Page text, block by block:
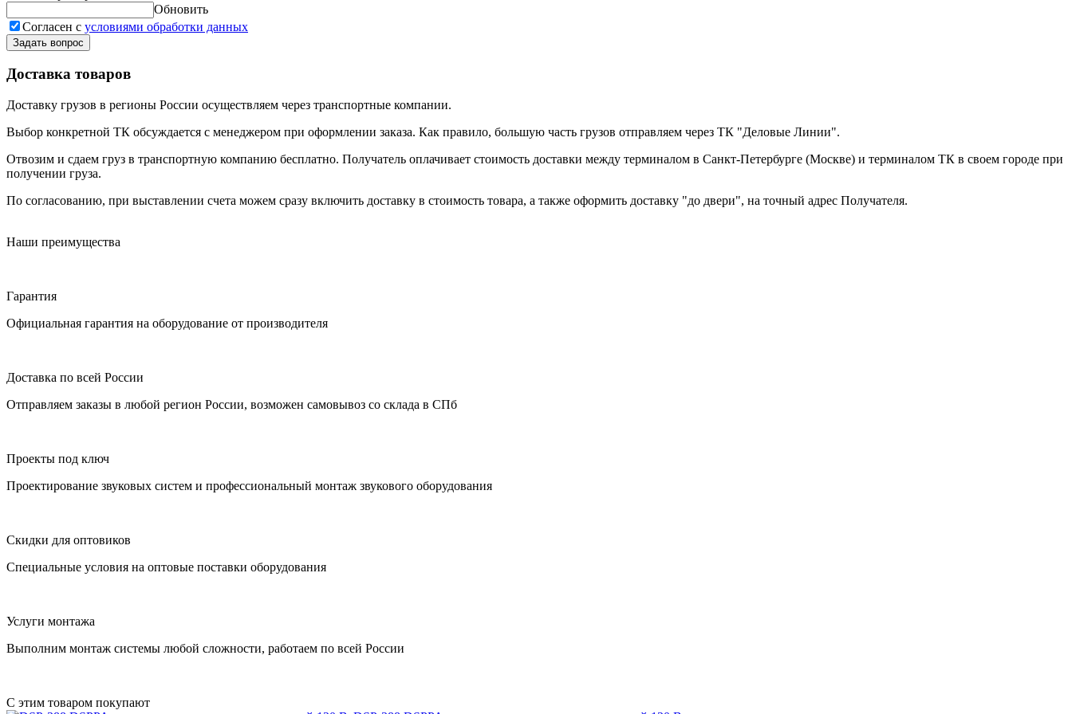
Обновить
Согласен с условиями обработки данных
Задать вопрос
Доставка товаров
Доставку грузов в регионы России осуществляем через транспортные компании.
Выбор конкретной ТК обсуждается с менеджером при оформлении заказа. Как правило, большую часть грузов отправляем через ТК "Деловые Линии".
Отвозим и сдаем груз в транспортную компанию бесплатно. Получатель оплачивает стоимость доставки между терминалом в Санкт-Петербурге (Москве) и терминалом ТК в своем городе при
получении груза.
По согласованию, при выставлении счета можем сразу включить доставку в стоимость товара, а также оформить доставку "до двери", на точный адрес Получателя.
Наши преимущества
Гарантия
Официальная гарантия на оборудование от производителя
Доставка по всей России
Отправляем заказы в любой регион России, возможен самовывоз со склада в СПб
Проекты под ключ
Проектирование звуковых систем и профессиональный монтаж звукового оборудования
Скидки для оптовиков
Специальные условия на оптовые поставки оборудования
Услуги монтажа
Выполним монтаж системы любой сложности, работаем по всей России
С этим товаром покупают